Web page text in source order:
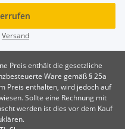
Versand
Preis enthält die gesetzliche
Ware gemäß § 25a
Preis enthalten, wird jedoch auf
Sollte eine Rechnung mit
werden ist dies vor dem Kauf